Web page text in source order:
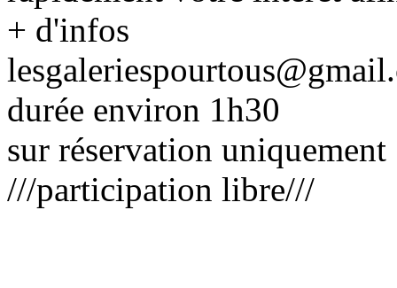
+ d'infos
durée environ 1h30
sur réservation uniquement
///participation libre///